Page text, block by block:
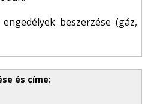
beszerzése (gáz,